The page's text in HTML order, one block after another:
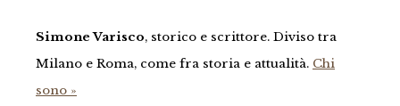
Simone Varisco, storico e scrittore. Diviso tra
Milano e Roma, come fra storia e attualità. Chi
sono »